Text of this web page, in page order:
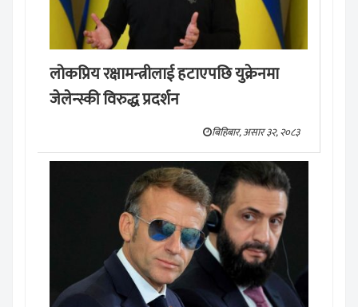
लोकप्रिय रक्षामन्त्रीलाई हटाएपछि युक्रेनमा
जेलेन्स्की विरुद्ध प्रदर्शन
बिहिबार, असार ३२, २०८३